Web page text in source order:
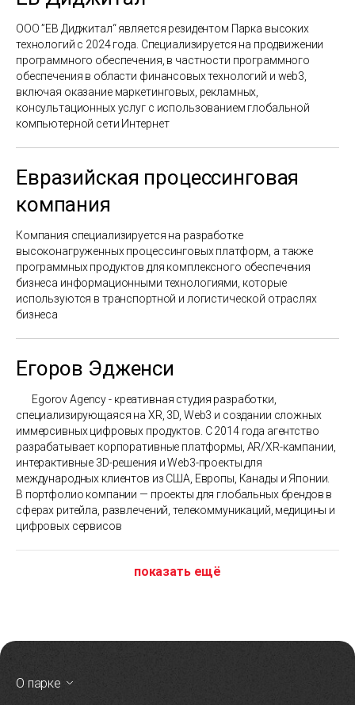
ООО ”ЕВ Диджитал“ является резидентом Парка высоких
технологий с 2024 года. Специализируется на продвижении
программного обеспечения, в частности программного
обеспечения в области финансовых технологий и web3,
включая оказание маркетинговых, рекламных,
консультационных услуг с использованием глобальной
компьютерной сети Интернет
Евразийская процессинговая
компания
Компания специализируется на разработке
высоконагруженных процессинговых платформ, а также
программных продуктов для комплексного обеспечения
бизнеса информационными технологиями, которые
используются в транспортной и логистической отраслях
бизнеса
Егоров Эдженси
Egorov Agency - креативная студия разработки,
специализирующаяся на XR, 3D, Web3 и создании сложных
иммерсивных цифровых продуктов. С 2014 года агентство
разрабатывает корпоративные платформы, AR/XR-кампании,
интерактивные 3D-решения и Web3-проекты для
международных клиентов из США, Европы, Канады и Японии.
В портфолио компании — проекты для глобальных брендов в
сферах ритейла, развлечений, телекоммуникаций, медицины и
цифровых сервисов
показать ещё
О парке